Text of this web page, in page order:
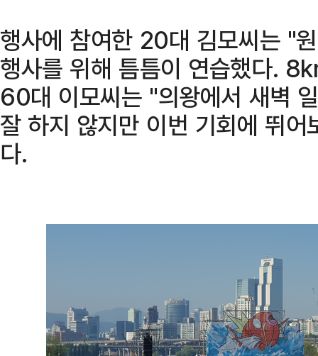
행사에 참여한 20대 김모씨는 "
행사를 위해 틈틈이 연습했다.
60대 이모씨는 "의왕에서 새벽
잘 하지 않지만 이번 기회에 뛰
다.